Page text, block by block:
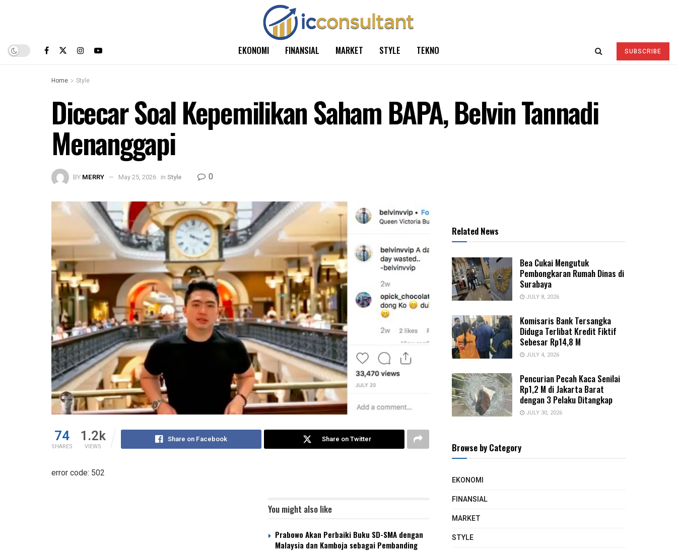
EKONOMI FINANSIAL MARKET STYLE TEKNO SUBSCRIBE
Home Style
Dicecar Soal Kepemilikan Saham BAPA, Belvin Tannadi
Menanggapi
BY MERRY May 25, 2026 in Style 0
74
SHARES
1.2k
VIEWS
Share on Facebook Share on Twitter
error code: 502
You might also like
Prabowo Akan Perbaiki Buku SD-SMA dengan
Malaysia dan Kamboja sebagai Pembanding
Related News
Bea Cukai Mengutuk
Pembongkaran Rumah Dinas di
Surabaya
JULY 8, 2026
Komisaris Bank Tersangka
Diduga Terlibat Kredit Fiktif
Sebesar Rp14,8 M
JULY 4, 2026
Pencurian Pecah Kaca Senilai
Rp1,2 M di Jakarta Barat
dengan 3 Pelaku Ditangkap
JULY 30, 2026
Browse by Category
EKONOMI
FINANSIAL
MARKET
STYLE